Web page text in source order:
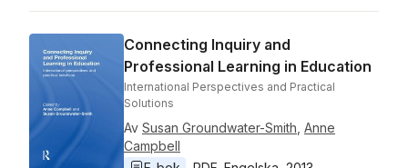
Connecting Inquiry and
Professional Learning in Education
International Perspectives and Practical
Solutions
Av Susan Groundwater-Smith, Anne
Campbell